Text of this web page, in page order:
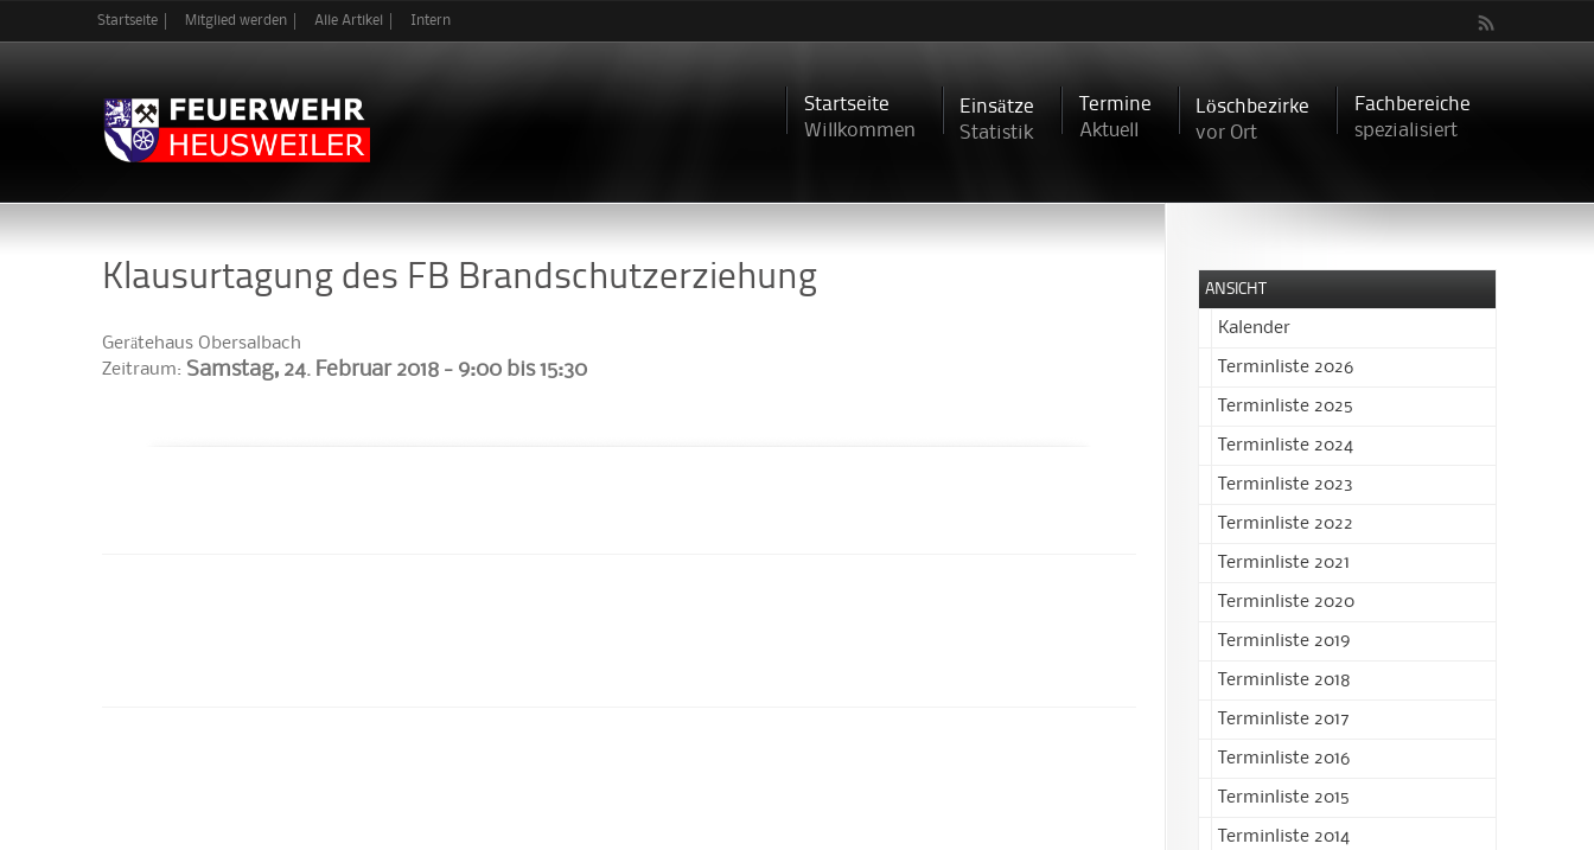
zum
Startseite Mitglied werden Alle Artikel Intern
Startseite
Willkommen
Einsätze
Statistik
Termine
Aktuell
Löschbezirke
vor Ort
Fachbereiche
spezialisiert
Klausurtagung des FB Brandschutzerziehung
Gerätehaus Obersalbach
Zeitraum: Samstag, 24. Februar 2018 - 9:00 bis15:30
ANSICHT
Kalender
Terminliste 2026
Terminliste 2025
Terminliste 2024
Terminliste 2023
Terminliste 2022
Terminliste 2021
Terminliste 2020
Terminliste 2019
Terminliste 2018
Terminliste 2017
Terminliste 2016
Terminliste 2015
Terminliste 2014